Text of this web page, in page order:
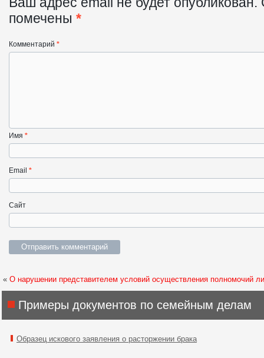
помечены *
Комментарий *
Имя *
Email *
Сайт
« О нарушении представителем условий осуществления полномочий
Примеры документов по семейным делам
Образец искового заявления о расторжении брака